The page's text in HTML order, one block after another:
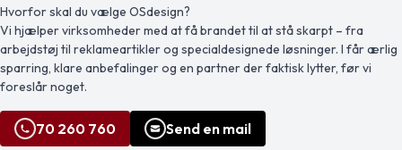
til rejseplanlægning, ideer og mål.
Dagene i hver uge vises på den ene
[…]
tab, med plads til at udlove en
belønning til finderen. Fastgjort på
[…]
Hvorfor skal du vælge OSdesign?
Vi hjælper virksomheder med at få brandet til at stå skarpt – fra
arbejdstøj til reklameartikler og specialdesignede løsninger. I får ærlig
sparring, klare anbefalinger og en partner der faktisk lytter, før vi
foreslår noget.
70 260 760 Send en mail